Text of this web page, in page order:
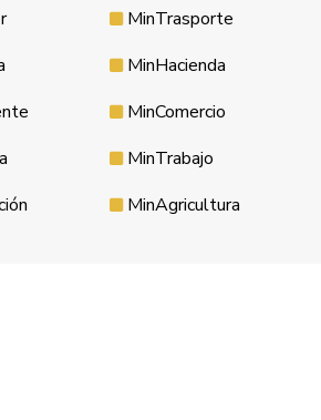
MinTrasporte
MinHacienda
MinComercio
MinTrabajo
MinAgricultura